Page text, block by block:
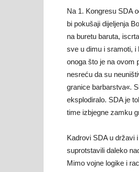
Na 1. Kongresu SDA
bi pokušaji dijeljenja
na buretu baruta,
sve u dimu i sramoti, i
onoga što je na ovom
nesreću da su
granice barbarstva«.
eksplodiralo. SDA je
time izbjegne zamku
Kadrovi SDA u državi
suprotstavili daleko
Mimo vojne logike i